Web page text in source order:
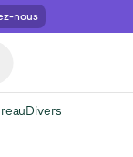
nous
Divers